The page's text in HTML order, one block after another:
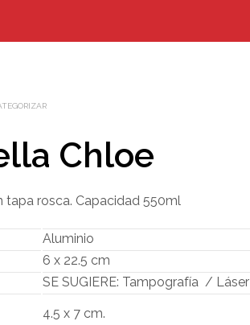
Chloe
tapa rosca. Capacidad 550ml
Aluminio
6 x 22.5 cm
SE SUGIERE: Tampografía / Láser
4.5 x 7 cm.